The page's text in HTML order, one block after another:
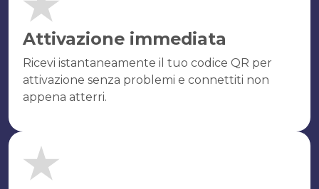
Attivazione immediata
Ricevi istantaneamente il tuo codice QR per
attivazione senza problemi e connettiti non
appena atterri.